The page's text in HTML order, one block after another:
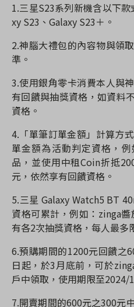
1.三星S23系列新機含以下
xy S23、Galaxy S23＋。
2.神腦大禮包的內容物與領
準。
3.使用銀角零卡消費本人與
有回饋與抽獎資格，如資料
資格。
4.「單筆訂單金額」計算方
單金額為活動判定資格，
品，並使用中租Coin折抵
元，依然享有回饋資格。
5.三星 Galaxy Watch5 BT
資格可累計，例如：zinga
有各2次抽獎資格，每人最多
6.預購期間的1200元回饋之
日起，於3月底前，可於
戶中領取，使用期限至2024/
7.開賣期間的600元之300元